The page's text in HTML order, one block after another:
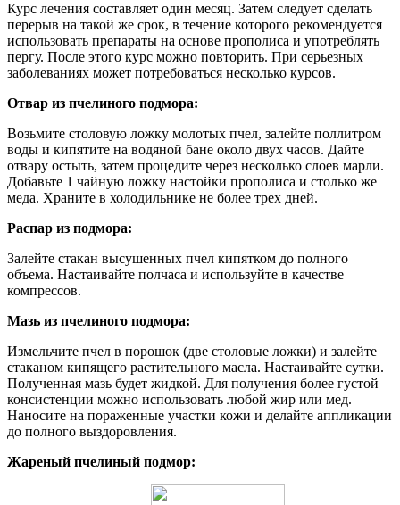
Курс лечения составляет один месяц. Затем следует сделать
перерыв на такой же срок, в течение которого рекомендуется
использовать препараты на основе прополиса и употреблять
пергу. После этого курс можно повторить. При серьезных
заболеваниях может потребоваться несколько курсов.
Отвар из пчелиного подмора:
Возьмите столовую ложку молотых пчел, залейте поллитром
воды и кипятите на водяной бане около двух часов. Дайте
отвару остыть, затем процедите через несколько слоев марли.
Добавьте 1 чайную ложку настойки прополиса и столько же
меда. Храните в холодильнике не более трех дней.
Распар из подмора:
Залейте стакан высушенных пчел кипятком до полного
объема. Настаивайте полчаса и используйте в качестве
компрессов.
Мазь из пчелиного подмора:
Измельчите пчел в порошок (две столовые ложки) и залейте
стаканом кипящего растительного масла. Настаивайте сутки.
Полученная мазь будет жидкой. Для получения более густой
консистенции можно использовать любой жир или мед.
Наносите на пораженные участки кожи и делайте аппликации
до полного выздоровления.
Жареный пчелиный подмор: